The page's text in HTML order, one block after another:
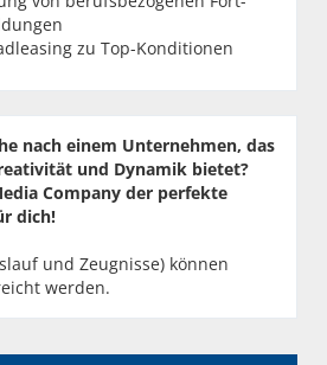
zu Top-Konditionen
nach einem Unternehmen, das
und Dynamik bietet?
Company der perfekte
dich!
und Zeugnisse) können
werden.